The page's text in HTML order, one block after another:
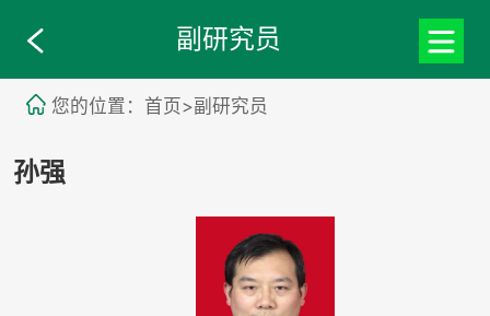
副研究员
您的位置：首页>副研究员
孙强